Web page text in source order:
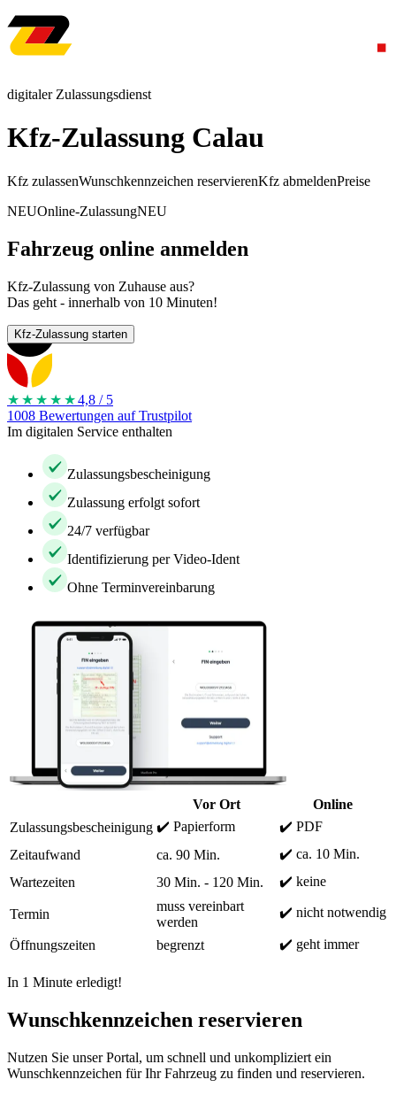
digitaler Zulassungsdienst
Kfz-Zulassung Calau
Kfz zulassenWunschkennzeichen reservierenKfz abmeldenPreise
NEUOnline-ZulassungNEU
Fahrzeug online anmelden
Kfz-Zulassung von Zuhause aus?
Das geht - innerhalb von 10 Minuten!
Kfz-Zulassung starten
★★★★ ★4,8 / 5
1008 Bewertungen auf Trustpilot
Im digitalen Service enthalten
Zulassungsbescheinigung
Zulassung erfolgt sofort
24/7 verfügbar
Identifizierung per Video-Ident
Ohne Terminvereinbarung
Vor Ort
Online
Zulassungsbescheinigung ✔️ Papierform
✔️ PDF
Zeitaufwand
ca. 90 Min.
✔️ ca. 10 Min.
Wartezeiten
30 Min. - 120 Min. ✔️ keine
Termin
muss vereinbart
werden
✔️ nicht notwendig
Öffnungszeiten begrenzt ✔️ geht immer
In 1 Minute erledigt!
Wunschkennzeichen reservieren
Nutzen Sie unser Portal, um schnell und unkompliziert ein
Wunschkennzeichen für Ihr Fahrzeug zu finden und reservieren.